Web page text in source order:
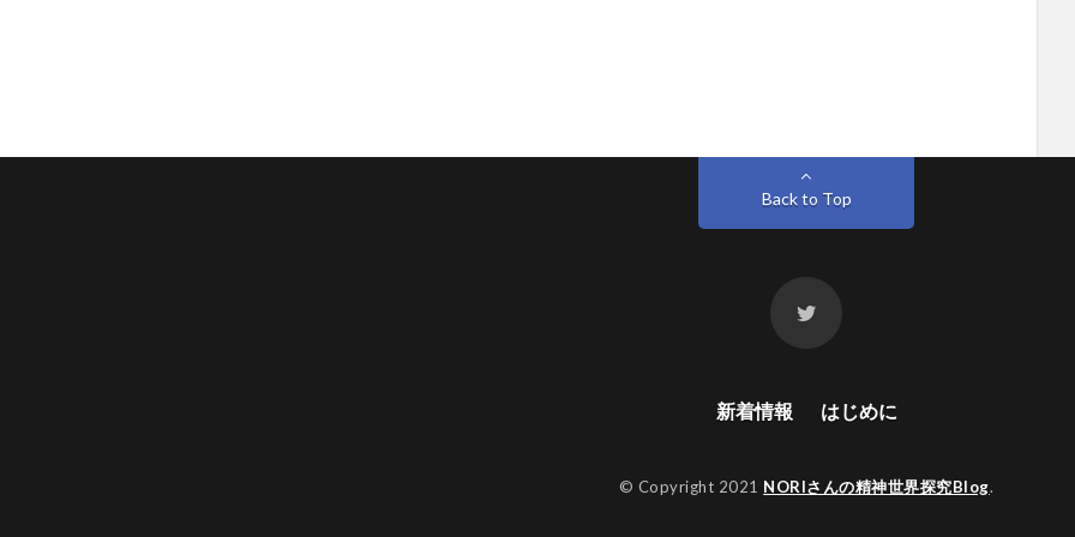
Back to Top
新着情報 はじめに
© Copyright 2021 NORIさんの精神世界探究Blog.